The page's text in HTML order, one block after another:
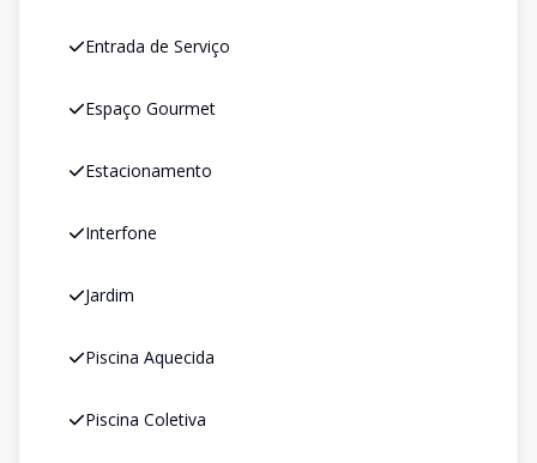
Entrada de Serviço
Espaço Gourmet
Estacionamento
Interfone
Jardim
Piscina Aquecida
Piscina Coletiva